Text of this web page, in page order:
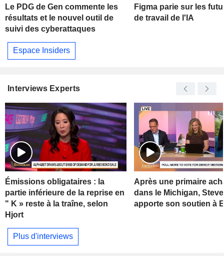
Le PDG de Gen commente les
résultats et le nouvel outil de
suivi des cyberattaques
Figma parie sur les
de travail de l'IA
Espace Insiders
Interviews Experts
Émissions obligataires : la
partie inférieure de la reprise en
" K » reste à la traîne, selon
Hjort
Après une primaire
dans le Michigan,
apporte son soutien à
Plus d'interviews